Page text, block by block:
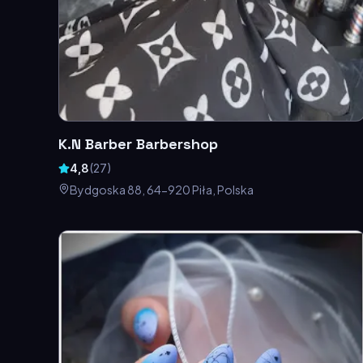
K.N Barber Barbershop
4,8(27)
Bydgoska 88, 64-920 Piła, Polska